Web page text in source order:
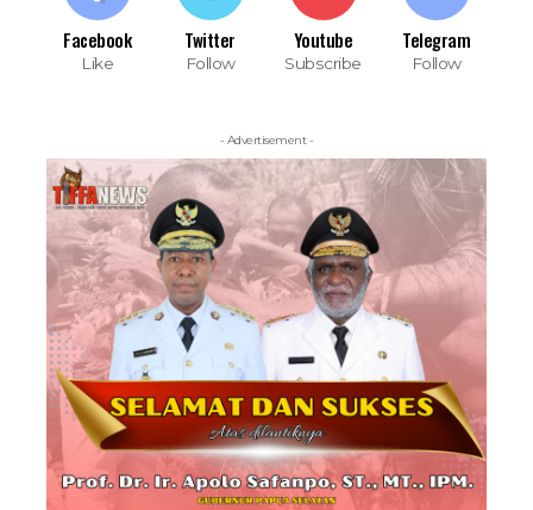
Facebook
Like
Twitter
Follow
Youtube
Subscribe
Telegram
Follow
- Advertisement -